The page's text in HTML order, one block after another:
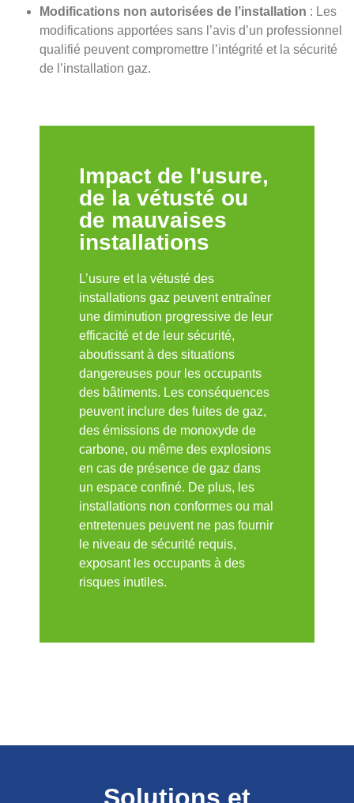
Modifications non autorisées de l’installation : Les
modifications apportées sans l’avis d’un professionnel
qualifié peuvent compromettre l’intégrité et la sécurité
de l’installation gaz.
Impact de l'usure,
de la vétusté ou
de mauvaises
installations
L’usure et la vétusté des
installations gaz peuvent entraîner
une diminution progressive de leur
efficacité et de leur sécurité,
aboutissant à des situations
dangereuses pour les occupants
des bâtiments. Les conséquences
peuvent inclure des fuites de gaz,
des émissions de monoxyde de
carbone, ou même des explosions
en cas de présence de gaz dans
un espace confiné. De plus, les
installations non conformes ou mal
entretenues peuvent ne pas fournir
le niveau de sécurité requis,
exposant les occupants à des
risques inutiles.